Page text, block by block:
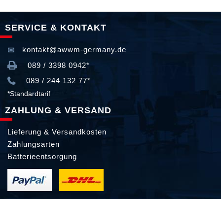
SERVICE & KONTAKT
kontakt@awwm-germany.de
089 / 3398 0942*
089 / 244 132 77*
*Standardtarif
ZAHLUNG & VERSAND
Lieferung & Versandkosten
Zahlungsarten
Batterieentsorgung